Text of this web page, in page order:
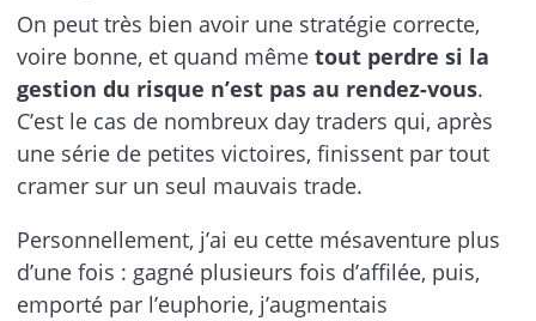
On peut très bien avoir une stratégie correcte,
voire bonne, et quand même tout perdre si la
gestion du risque n’est pas au rendez-vous.
C’est le cas de nombreux day traders qui, après
une série de petites victoires, finissent par tout
cramer sur un seul mauvais trade.
Personnellement, j’ai eu cette mésaventure plus
d’une fois : gagné plusieurs fois d’affilée, puis,
emporté par l’euphorie, j’augmentais